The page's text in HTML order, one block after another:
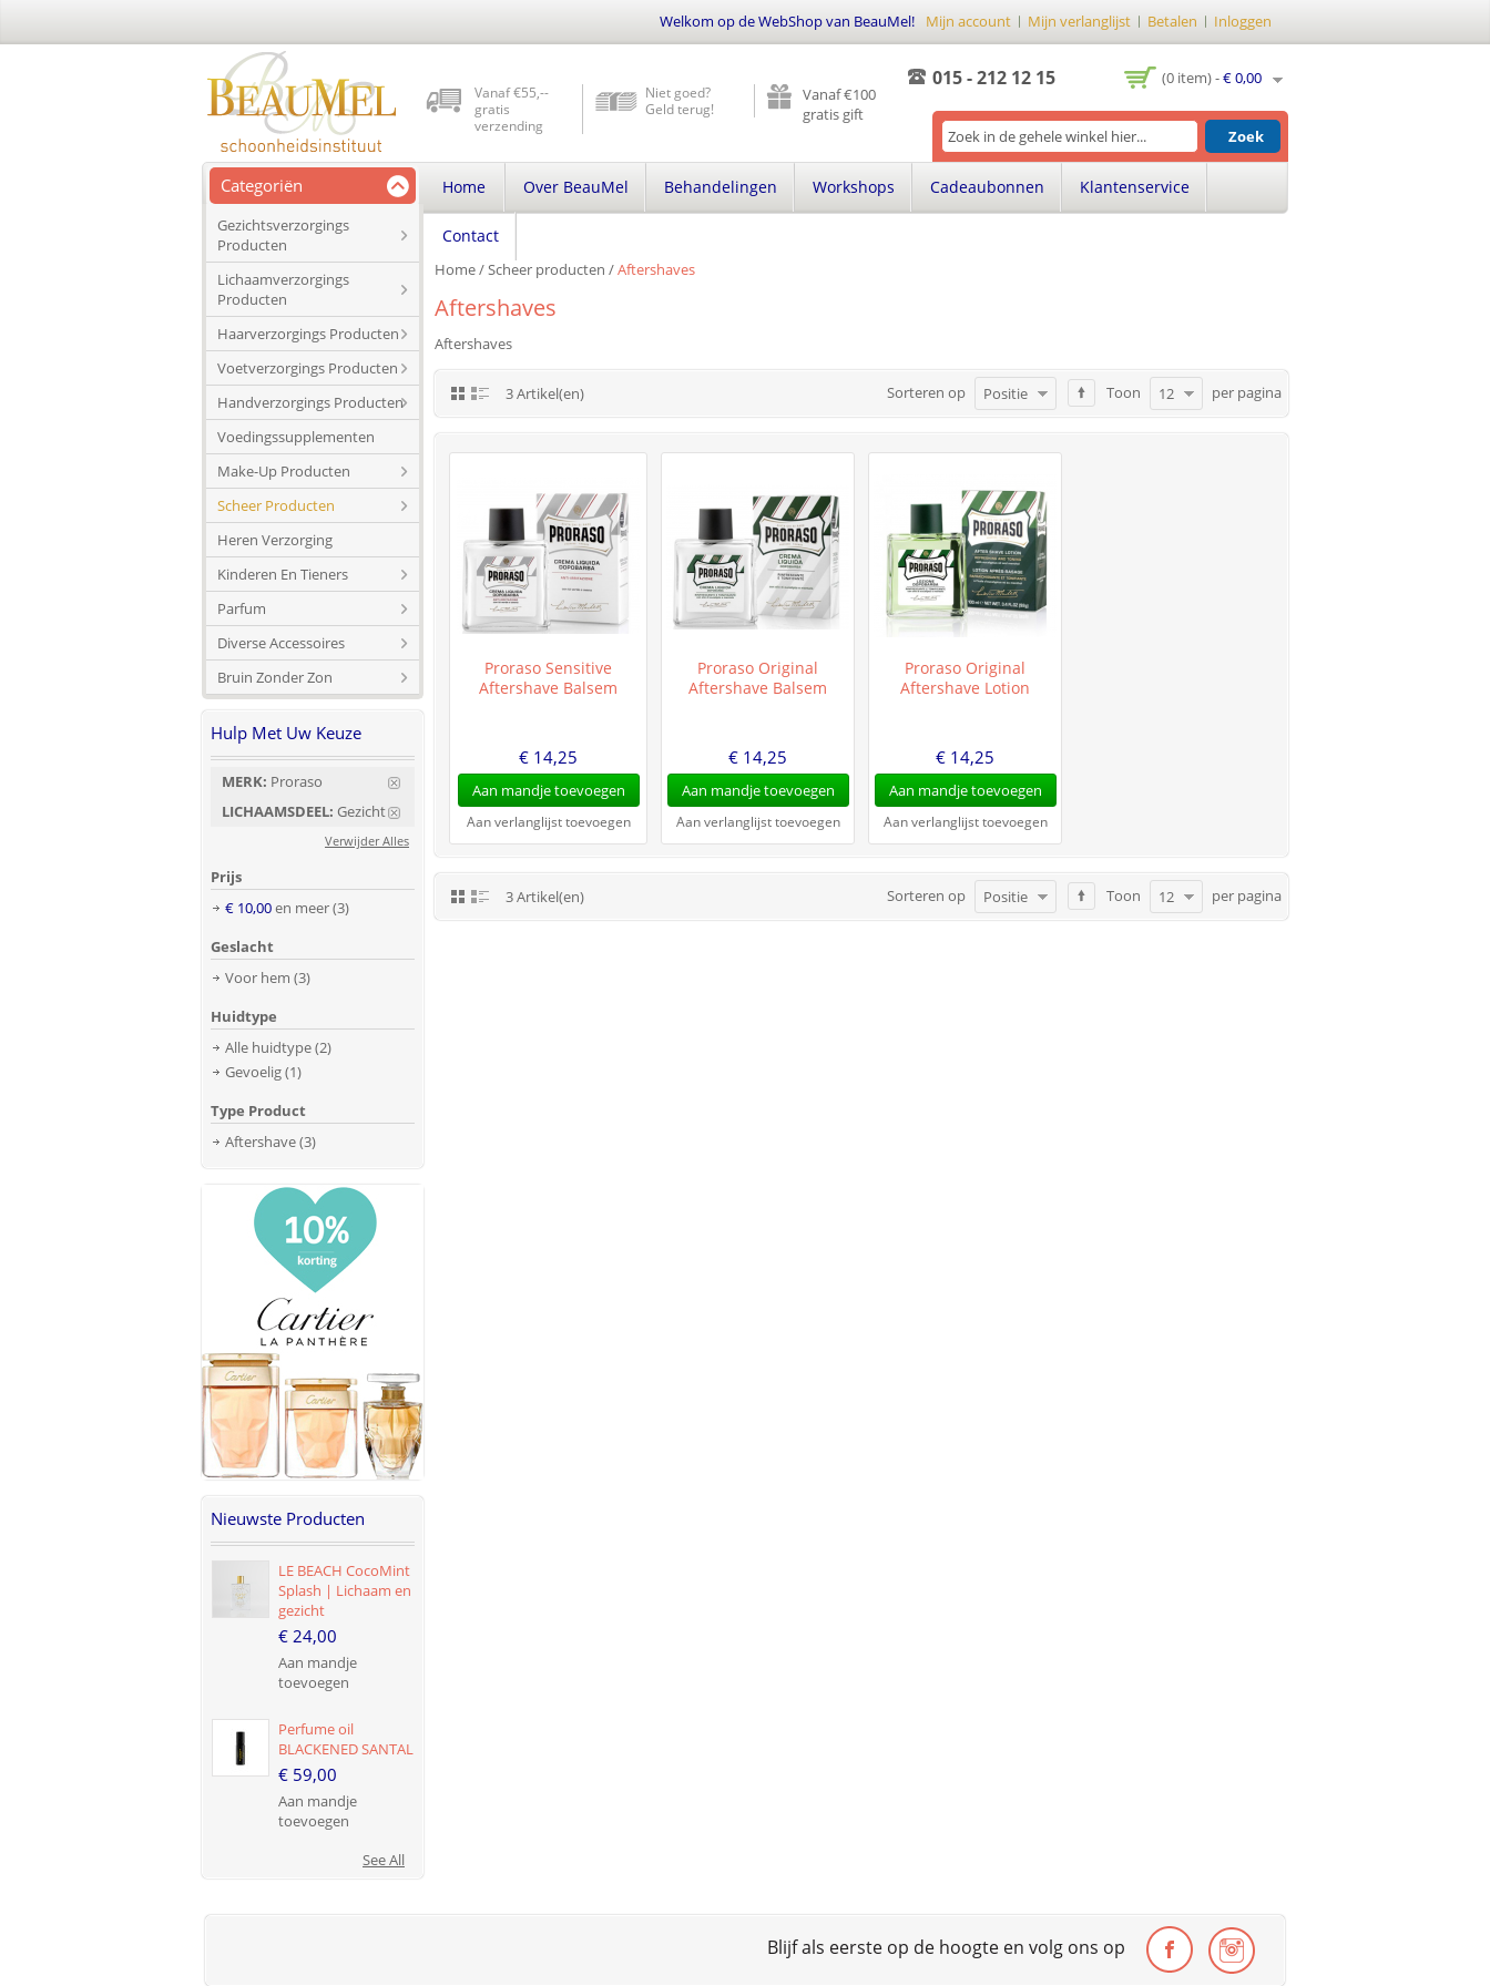
Mijn account Mijn verlanglijst Betalen Inloggen
Welkom op de WebShop van BeauMel!
Vanaf €55,--
gratis
verzending
Niet goed?
Geld terug!
Vanaf €100
gratis gift
015 - 212 12 15 (0 item) -€ 0,00
Zoek
Categoriën
Gezichtsverzorgings
Producten
Lichaamverzorgings
Producten
Haarverzorgings Producten
Voetverzorgings Producten
Handverzorgings Producten
Voedingssupplementen
Make-Up Producten
Scheer Producten
Heren Verzorging
Kinderen En Tieners
Parfum
Diverse Accessoires
Bruin Zonder Zon
Home Over BeauMel Behandelingen Workshops Cadeaubonnen Klantenservice
Contact
Home/Scheer producten /Aftershaves
Aftershaves
Aftershaves
3 Artikel(en) Toon 12 per pagina
Sorteren op Positie
Proraso Sensitive
Aftershave Balsem
€ 14,25
Aan mandje toevoegen
Aan verlanglijst toevoegen
Proraso Original
Aftershave Balsem
€ 14,25
Aan mandje toevoegen
Aan verlanglijst toevoegen
Proraso Original
Aftershave Lotion
€ 14,25
Aan mandje toevoegen
Aan verlanglijst toevoegen
3 Artikel(en) Toon 12 per pagina
Sorteren op Positie
Hulp Met Uw Keuze
MERK: Proraso
LICHAAMSDEEL: Gezicht
Verwijder Alles
Prijs
€ 10,00en meer(3)
Geslacht
Voor hem (3)
Huidtype
Alle huidtype(2)
Gevoelig(1)
Type Product
Aftershave(3)
Nieuwste Producten
LE BEACH CocoMint
Splash | Lichaam en
gezicht
€ 24,00
Aan mandje
toevoegen
Perfume oil
BLACKENED SANTAL
€ 59,00
Aan mandje
toevoegen
See All
Blijf als eerste op de hoogte en volg ons op